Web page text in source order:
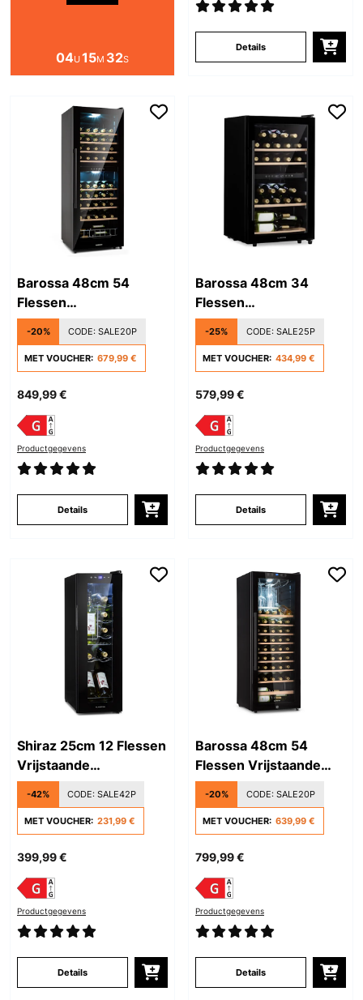
04U 15M 31S
Details
Barossa 48cm 54
Flessen
Wijnklimaatkast 2
Zones Zwart
-20% CODE: SALE20P
MET VOUCHER: 679,99 €
849,99 €
Productgegevens
Details
Barossa 48cm 34
Flessen
Wijnklimaatkast 2
Zones Zwart
-25% CODE: SALE25P
MET VOUCHER: 434,99 €
579,99 €
Productgegevens
Details
Shiraz 25cm 12 Flessen
Vrijstaande
Wijnkoelkast Zwart
-42% CODE: SALE42P
MET VOUCHER: 231,99 €
399,99 €
Productgegevens
Details
Barossa 48cm 54
Flessen Vrijstaande
Wijnkoelkast Zwart
-20% CODE: SALE20P
MET VOUCHER: 639,99 €
799,99 €
Productgegevens
Details